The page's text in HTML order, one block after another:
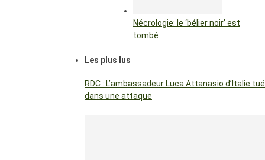
Nécrologie: le ‘bélier noir’ est
tombé
Les plus lus
RDC : L’ambassadeur Luca Attanasio d’Italie tué
dans une attaque